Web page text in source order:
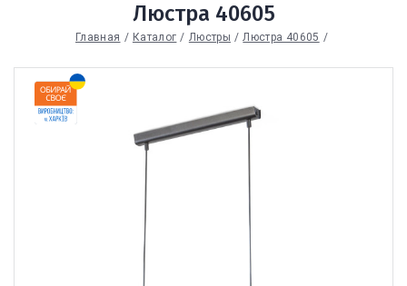
Люстра 40605
Главная Каталог Люстры Люстра 40605